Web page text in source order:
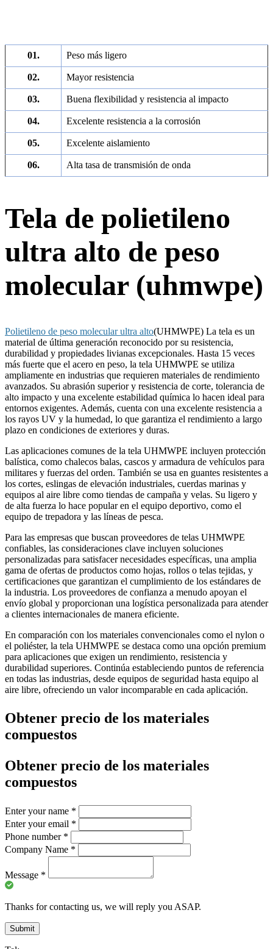
01. Peso más ligero
02. Mayor resistencia
03. Buena flexibilidad y resistencia al impacto
04. Excelente resistencia a la corrosión
05. Excelente aislamiento
06. Alta tasa de transmisión de onda
Tela de polietileno
ultra alto de peso
molecular (uhmwpe)
Polietileno de peso molecular ultra alto(UHMWPE) La tela es un
material de última generación reconocido por su resistencia,
durabilidad y propiedades livianas excepcionales. Hasta 15 veces
más fuerte que el acero en peso, la tela UHMWPE se utiliza
ampliamente en industrias que requieren materiales de rendimiento
avanzados. Su abrasión superior y resistencia de corte, tolerancia de
alto impacto y una excelente estabilidad química lo hacen ideal para
entornos exigentes. Además, cuenta con una excelente resistencia a
los rayos UV y la humedad, lo que garantiza el rendimiento a largo
plazo en condiciones de exteriores y duras.
Las aplicaciones comunes de la tela UHMWPE incluyen protección
balística, como chalecos balas, cascos y armadura de vehículos para
militares y fuerzas del orden. También se usa en guantes resistentes a
los cortes, eslingas de elevación industriales, cuerdas marinas y
equipos al aire libre como tiendas de campaña y velas. Su ligero y
de alta fuerza lo hace popular en el equipo deportivo, como el
equipo de trepadora y las líneas de pesca.
Para las empresas que buscan proveedores de telas UHMWPE
confiables, las consideraciones clave incluyen soluciones
personalizadas para satisfacer necesidades específicas, una amplia
gama de ofertas de productos como hojas, rollos o telas tejidas, y
certificaciones que garantizan el cumplimiento de los estándares de
la industria. Los proveedores de confianza a menudo apoyan el
envío global y proporcionan una logística personalizada para atender
a clientes internacionales de manera eficiente.
En comparación con los materiales convencionales como el nylon o
el poliéster, la tela UHMWPE se destaca como una opción premium
para aplicaciones que exigen un rendimiento, resistencia y
durabilidad superiores. Continúa estableciendo puntos de referencia
en todas las industrias, desde equipos de seguridad hasta equipo al
aire libre, ofreciendo un valor incomparable en cada aplicación.
Obtener precio de los materiales
compuestos
Obtener precio de los materiales
compuestos
Enter your name *
Enter your email *
Phone number *
Company Name *
Message *
Thanks for contacting us, we will reply you ASAP.
Submit